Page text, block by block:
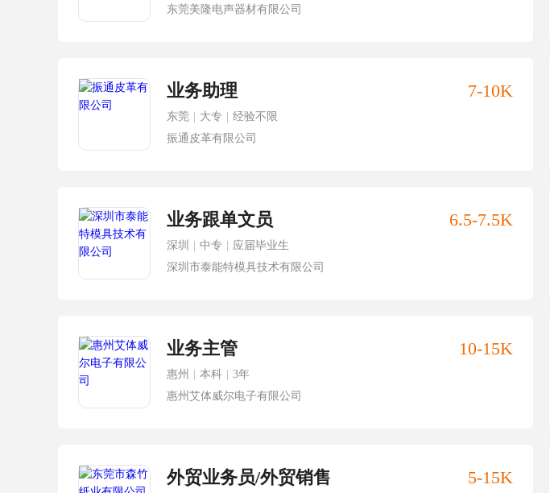
东莞美隆电声器材有限公司
业务助理 7-10K
东莞 大专
经验不限
振通皮革有限公司
业务跟单文员 6.5-7.5K
深圳 中专
应届毕业生
深圳市泰能特模具技术有限公司
业务主管 10-15K
惠州 本科
3年
惠州艾体威尔电子有限公司
外贸业务员/外贸销售 5-15K